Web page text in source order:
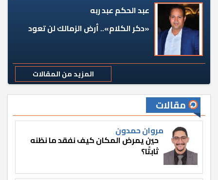
عبد الحكم عبد ربه
«دكر الكلام».. أرض الزمالك لن تعود
المزيد من المقالات
مقالات
مروان حمدون
حين يمرض المكان كيف نفقد ما نظنه
ثابتًا؟